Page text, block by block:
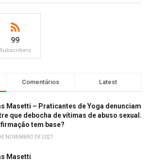
99
Subscribers
Comentários Latest
Masetti – Praticantes de Yoga denunciam
que debocha de vítimas de abuso sexual.
tem base?
NOVEMBRO DE 2021
Masetti